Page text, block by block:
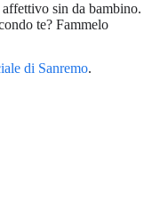
sin da bambino.
te? Fammelo
di Sanremo.